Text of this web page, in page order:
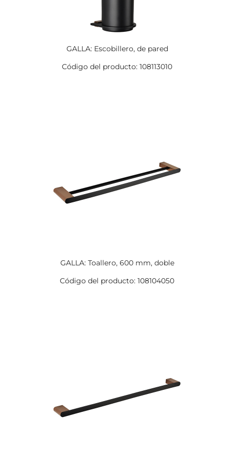
GALLA: Escobillero, de pared
Código del producto: 108113010
GALLA: Toallero, 600 mm, doble
Código del producto: 108104050